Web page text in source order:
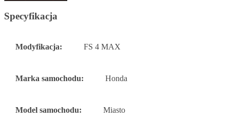
Specyfikacja
Modyfikacja: FS 4 MAX
Marka samochodu: Honda
Model samochodu: Miasto